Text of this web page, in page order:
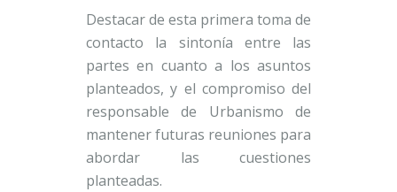
Destacar de esta primera toma de
contacto la sintonía entre las
partes en cuanto a los asuntos
planteados, y el compromiso del
responsable de Urbanismo de
mantener futuras reuniones para
abordar las cuestiones
planteadas.